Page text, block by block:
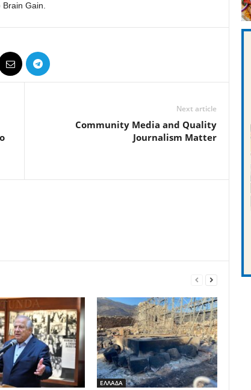
Brain Gain.
Next article
Community Media and Quality
Journalism Matter
ΕΛΛΑΔΑ